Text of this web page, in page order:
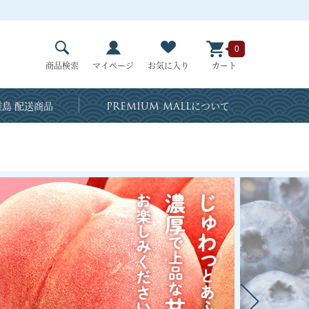
商品検索 マイページ お気に入り カート
0
配送商品 PREMIUM MALLについて